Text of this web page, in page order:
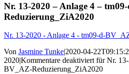
Nr. 13-2020 – Anlage 4 –
Reduzierung_ZiA2020
Nr. 13-2020 - Anlage 4 - tm09-d-
Von Jasmine Tunke|2020-04-
2020|Kommentare deaktiviertfür Nr. 13-
BV_AZ-Reduzierung_ZiA2020